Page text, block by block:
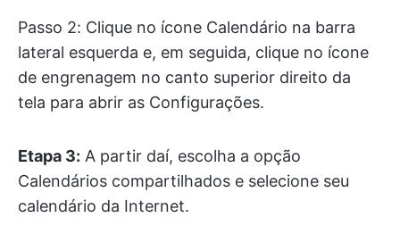
Passo 2: Clique no ícone Calendário na barra
lateral esquerda e, em seguida, clique no ícone
de engrenagem no canto superior direito da
tela para abrir as Configurações.
Etapa 3: A partir daí, escolha a opção
Calendários compartilhados e selecione seu
calendário da Internet.